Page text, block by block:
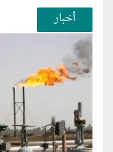
أخبار